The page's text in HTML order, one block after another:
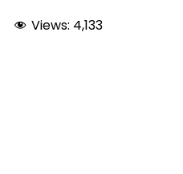
Views: 4,133